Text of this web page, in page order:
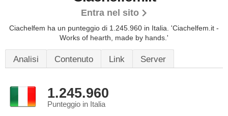
Entra nel sito
Ciachelfem ha un punteggio di 1.245.960 in Italia. 'Ciachelfem.it -
Works of hearth, made by hands.'
Analisi Contenuto Link Server
1.245.960
Punteggio in Italia